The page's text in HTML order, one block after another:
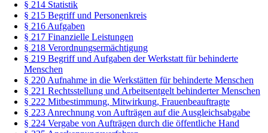
§ 214 Statistik
§ 215 Begriff und Personenkreis
§ 216 Aufgaben
§ 217 Finanzielle Leistungen
§ 218 Verordnungsermächtigung
§ 219 Begriff und Aufgaben der Werkstatt für behinderte
Menschen
§ 220 Aufnahme in die Werkstätten für behinderte Menschen
§ 221 Rechtsstellung und Arbeitsentgelt behinderter Menschen
§ 222 Mitbestimmung, Mitwirkung, Frauenbeauftragte
§ 223 Anrechnung von Aufträgen auf die Ausgleichsabgabe
§ 224 Vergabe von Aufträgen durch die öffentliche Hand